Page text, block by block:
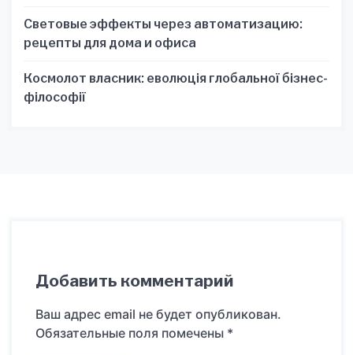
Световые эффекты через автоматизацию:
рецепты для дома и офиса
Космолот власник: еволюція глобальної бізнес-
філософії
Добавить комментарий
Ваш адрес email не будет опубликован.
Обязательные поля помечены *